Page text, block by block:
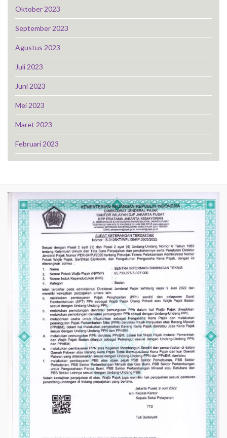
Oktober 2023
September 2023
Agustus 2023
Juli 2023
Juni 2023
Mei 2023
Maret 2023
Februari 2023